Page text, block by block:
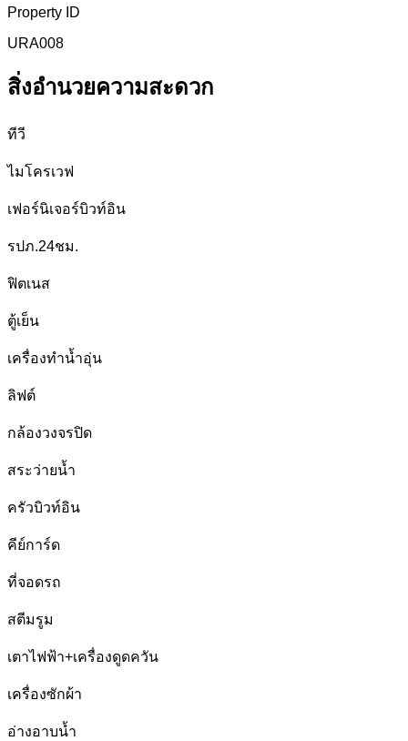
Property ID
URA008
สิ่งอำนวยความสะดวก
ทีวี
ไมโครเวฟ
เฟอร์นิเจอร์บิวท์อิน
รปภ.24ชม.
ฟิตเนส
ตู้เย็น
เครื่องทำน้ำอุ่น
ลิฟต์
กล้องวงจรปิด
สระว่ายน้ำ
ครัวบิวท์อิน
คีย์การ์ด
ที่จอดรถ
สตีมรูม
เตาไฟฟ้า+เครื่องดูดควัน
เครื่องซักผ้า
อ่างอาบน้ำ